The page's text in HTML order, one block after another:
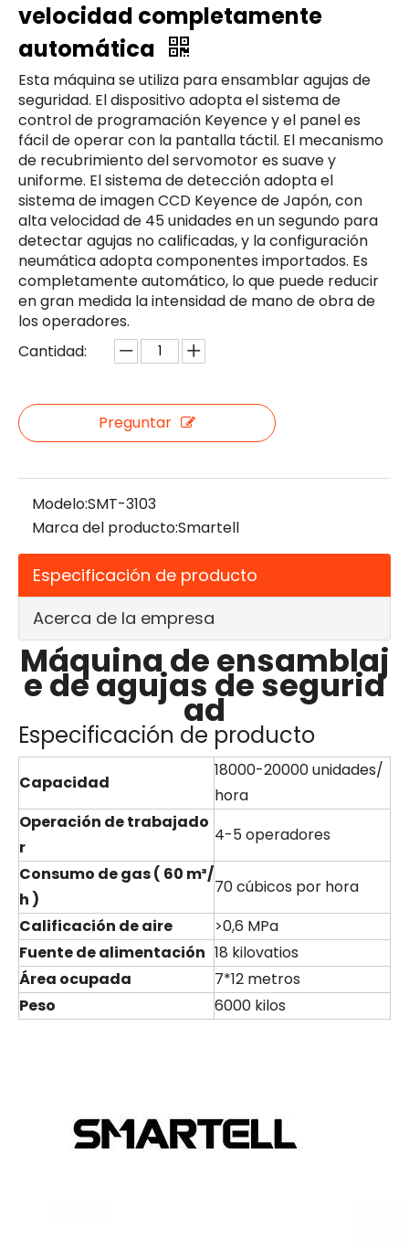
velocidad completamente
automática
Esta máquina se utiliza para ensamblar agujas de
seguridad. El dispositivo adopta el sistema de
control de programación Keyence y el panel es
fácil de operar con la pantalla táctil. El mecanismo
de recubrimiento del servomotor es suave y
uniforme. El sistema de detección adopta el
sistema de imagen CCD Keyence de Japón, con
alta velocidad de 45 unidades en un segundo para
detectar agujas no calificadas, y la configuración
neumática adopta componentes importados. Es
completamente automático, lo que puede reducir
en gran medida la intensidad de mano de obra de
los operadores.
Cantidad:
Preguntar
Modelo:SMT-3103
Marca del producto:Smartell
Especificación de producto
Acerca de la empresa
Máquina de ensamblaj
e de agujas de segurid
ad
Especificación de producto
Capacidad
18000-20000 unidades/
hora
Operación de trabajado
r
4-5 operadores
Consumo de gas( 60 m³/
h )
70 cúbicos por hora
Calificación de aire
>0,6 MPa
Fuente de alimentación 18 kilovatios
Área ocupada
7*12 metros
Peso
6000 kilos